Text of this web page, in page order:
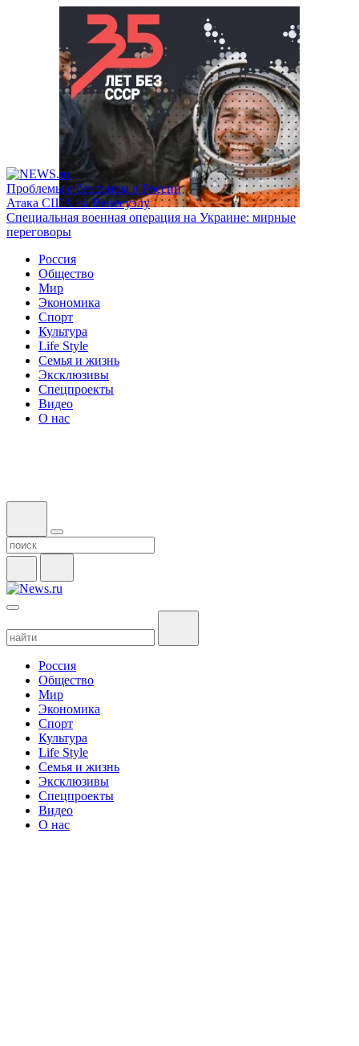
Проблемы с бензином в России
Атака США на Венесуэлу
Специальная военная операция на Украине: мирные
переговоры
Россия
Общество
Мир
Экономика
Спорт
Культура
Life Style
Семья и жизнь
Эксклюзивы
Спецпроекты
Видео
О нас
Россия
Общество
Мир
Экономика
Спорт
Культура
Life Style
Семья и жизнь
Эксклюзивы
Спецпроекты
Видео
О нас